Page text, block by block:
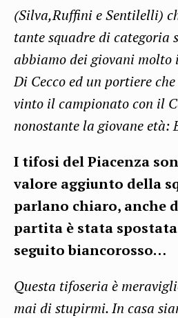
(Silva,Ruffini e Sentilelli)
tante squadre di categoria
abbiamo dei giovani molto
Di Cecco ed un portiere
vinto il campionato con il
nonostante la giovane età:
I tifosi del Piacenza
valore aggiunto della
parlano chiaro, anche
partita è stata spostata
seguito biancorosso…
Questa tifoseria è
mai di stupirmi. In casa